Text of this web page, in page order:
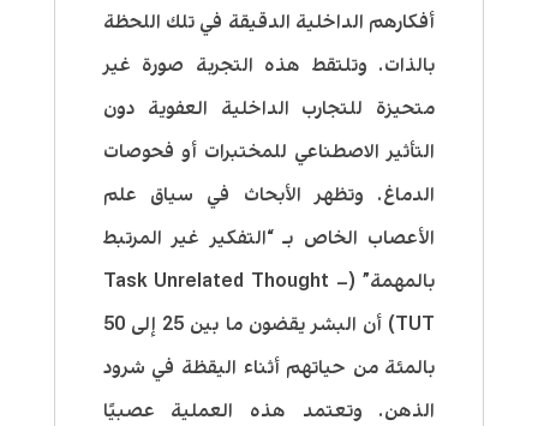
أفكارهم الداخلية الدقيقة في تلك اللحظة
بالذات. وتلتقط هذه التجربة صورة غير
متحيزة للتجارب الداخلية العفوية دون
التأثير الاصطناعي للمختبرات أو فحوصات
الدماغ. وتظهر الأبحاث في سياق علم
الأعصاب الخاص بـ “التفكير غير المرتبط
بالمهمة” (Task Unrelated Thought –
TUT) أن البشر يقضون ما بين 25 إلى 50
بالمئة من حياتهم أثناء اليقظة في شرود
الذهن. وتعتمد هذه العملية عصبيًا